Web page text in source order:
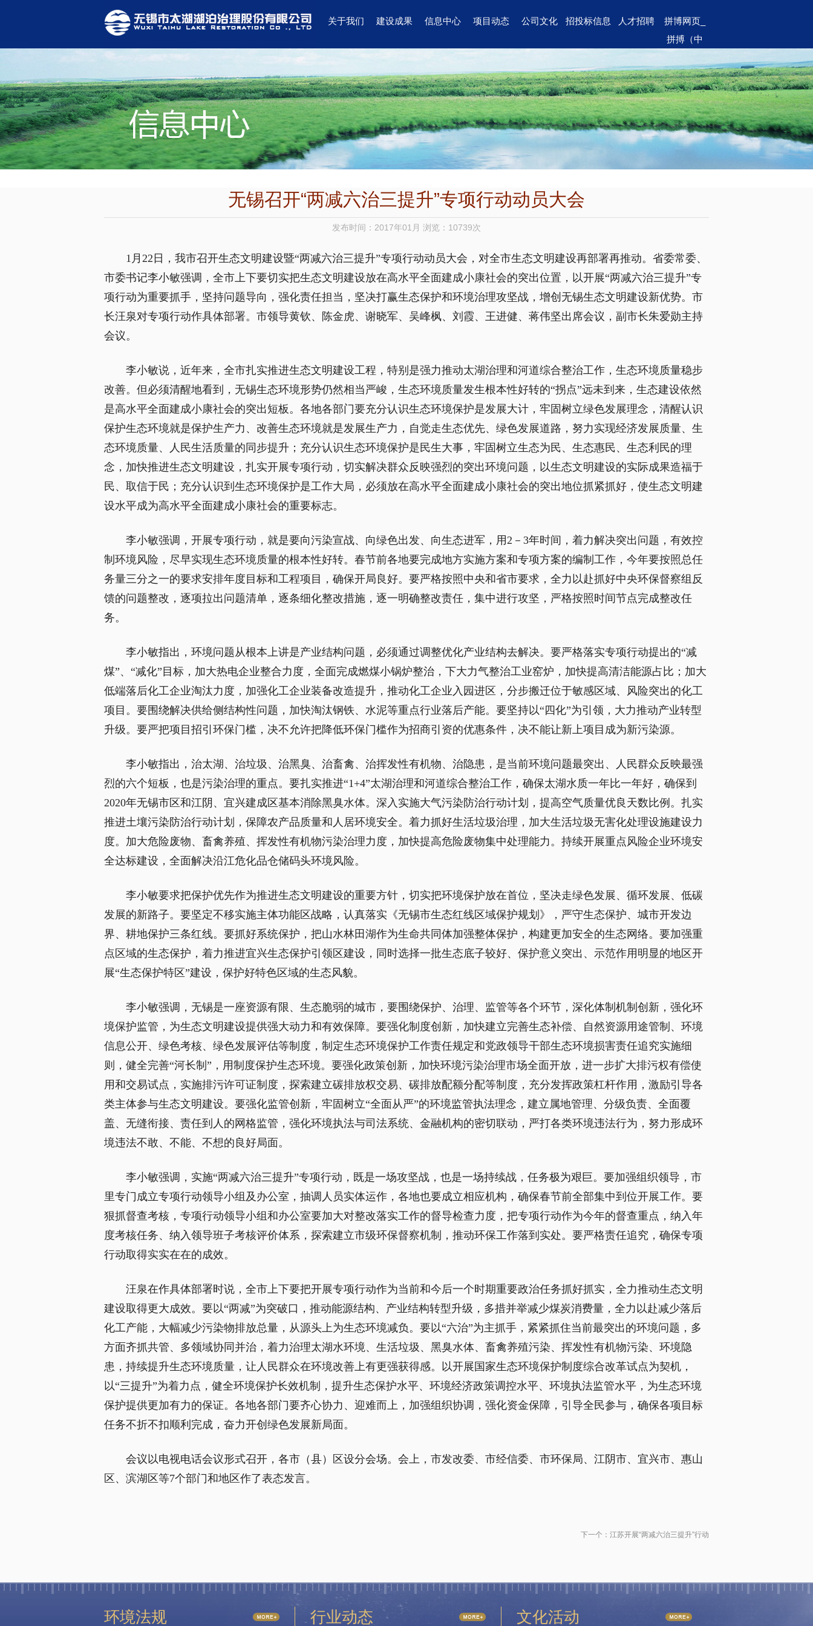
关于我们 建设成果 信息中心 项目动态 公司文化 招投标信息 人才招聘
拼博网页_
拼搏（中
无锡召开“两减六治三提升”专项行动动员大会
发布时间：2017年01月 浏览：10739次
1月22日，我市召开生态文明建设暨“两减六治三提升”专项行动动员大会，对全市生态文明建设再部署再推动。省委常委、
市委书记李小敏强调，全市上下要切实把生态文明建设放在高水平全面建成小康社会的突出位置，以开展“两减六治三提升”专
项行动为重要抓手，坚持问题导向，强化责任担当，坚决打赢生态保护和环境治理攻坚战，增创无锡生态文明建设新优势。市
长汪泉对专项行动作具体部署。市领导黄钦、陈金虎、谢晓军、吴峰枫、刘霞、王进健、蒋伟坚出席会议，副市长朱爱勋主持
会议。
李小敏说，近年来，全市扎实推进生态文明建设工程，特别是强力推动太湖治理和河道综合整治工作，生态环境质量稳步
改善。但必须清醒地看到，无锡生态环境形势仍然相当严峻，生态环境质量发生根本性好转的“拐点”远未到来，生态建设依然
是高水平全面建成小康社会的突出短板。各地各部门要充分认识生态环境保护是发展大计，牢固树立绿色发展理念，清醒认识
保护生态环境就是保护生产力、改善生态环境就是发展生产力，自觉走生态优先、绿色发展道路，努力实现经济发展质量、生
态环境质量、人民生活质量的同步提升；充分认识生态环境保护是民生大事，牢固树立生态为民、生态惠民、生态利民的理
念，加快推进生态文明建设，扎实开展专项行动，切实解决群众反映强烈的突出环境问题，以生态文明建设的实际成果造福于
民、取信于民；充分认识到生态环境保护是工作大局，必须放在高水平全面建成小康社会的突出地位抓紧抓好，使生态文明建
设水平成为高水平全面建成小康社会的重要标志。
李小敏强调，开展专项行动，就是要向污染宣战、向绿色出发、向生态进军，用2－3年时间，着力解决突出问题，有效控
制环境风险，尽早实现生态环境质量的根本性好转。春节前各地要完成地方实施方案和专项方案的编制工作，今年要按照总任
务量三分之一的要求安排年度目标和工程项目，确保开局良好。要严格按照中央和省市要求，全力以赴抓好中央环保督察组反
馈的问题整改，逐项拉出问题清单，逐条细化整改措施，逐一明确整改责任，集中进行攻坚，严格按照时间节点完成整改任
务。
李小敏指出，环境问题从根本上讲是产业结构问题，必须通过调整优化产业结构去解决。要严格落实专项行动提出的“减
煤”、“减化”目标，加大热电企业整合力度，全面完成燃煤小锅炉整治，下大力气整治工业窑炉，加快提高清洁能源占比；加大
低端落后化工企业淘汰力度，加强化工企业装备改造提升，推动化工企业入园进区，分步搬迁位于敏感区域、风险突出的化工
项目。要围绕解决供给侧结构性问题，加快淘汰钢铁、水泥等重点行业落后产能。要坚持以“四化”为引领，大力推动产业转型
升级。要严把项目招引环保门槛，决不允许把降低环保门槛作为招商引资的优惠条件，决不能让新上项目成为新污染源。
李小敏指出，治太湖、治垃圾、治黑臭、治畜禽、治挥发性有机物、治隐患，是当前环境问题最突出、人民群众反映最强
烈的六个短板，也是污染治理的重点。要扎实推进“1+4”太湖治理和河道综合整治工作，确保太湖水质一年比一年好，确保到
2020年无锡市区和江阴、宜兴建成区基本消除黑臭水体。深入实施大气污染防治行动计划，提高空气质量优良天数比例。扎实
推进土壤污染防治行动计划，保障农产品质量和人居环境安全。着力抓好生活垃圾治理，加大生活垃圾无害化处理设施建设力
度。加大危险废物、畜禽养殖、挥发性有机物污染治理力度，加快提高危险废物集中处理能力。持续开展重点风险企业环境安
全达标建设，全面解决沿江危化品仓储码头环境风险。
李小敏要求把保护优先作为推进生态文明建设的重要方针，切实把环境保护放在首位，坚决走绿色发展、循环发展、低碳
发展的新路子。要坚定不移实施主体功能区战略，认真落实《无锡市生态红线区域保护规划》，严守生态保护、城市开发边
界、耕地保护三条红线。要抓好系统保护，把山水林田湖作为生命共同体加强整体保护，构建更加安全的生态网络。要加强重
点区域的生态保护，着力推进宜兴生态保护引领区建设，同时选择一批生态底子较好、保护意义突出、示范作用明显的地区开
展“生态保护特区”建设，保护好特色区域的生态风貌。
李小敏强调，无锡是一座资源有限、生态脆弱的城市，要围绕保护、治理、监管等各个环节，深化体制机制创新，强化环
境保护监管，为生态文明建设提供强大动力和有效保障。要强化制度创新，加快建立完善生态补偿、自然资源用途管制、环境
信息公开、绿色考核、绿色发展评估等制度，制定生态环境保护工作责任规定和党政领导干部生态环境损害责任追究实施细
则，健全完善“河长制”，用制度保护生态环境。要强化政策创新，加快环境污染治理市场全面开放，进一步扩大排污权有偿使
用和交易试点，实施排污许可证制度，探索建立碳排放权交易、碳排放配额分配等制度，充分发挥政策杠杆作用，激励引导各
类主体参与生态文明建设。要强化监管创新，牢固树立“全面从严”的环境监管执法理念，建立属地管理、分级负责、全面覆
盖、无缝衔接、责任到人的网格监管，强化环境执法与司法系统、金融机构的密切联动，严打各类环境违法行为，努力形成环
境违法不敢、不能、不想的良好局面。
李小敏强调，实施“两减六治三提升”专项行动，既是一场攻坚战，也是一场持续战，任务极为艰巨。要加强组织领导，市
里专门成立专项行动领导小组及办公室，抽调人员实体运作，各地也要成立相应机构，确保春节前全部集中到位开展工作。要
狠抓督查考核，专项行动领导小组和办公室要加大对整改落实工作的督导检查力度，把专项行动作为今年的督查重点，纳入年
度考核任务、纳入领导班子考核评价体系，探索建立市级环保督察机制，推动环保工作落到实处。要严格责任追究，确保专项
行动取得实实在在的成效。
汪泉在作具体部署时说，全市上下要把开展专项行动作为当前和今后一个时期重要政治任务抓好抓实，全力推动生态文明
建设取得更大成效。要以“两减”为突破口，推动能源结构、产业结构转型升级，多措并举减少煤炭消费量，全力以赴减少落后
化工产能，大幅减少污染物排放总量，从源头上为生态环境减负。要以“六治”为主抓手，紧紧抓住当前最突出的环境问题，多
方面齐抓共管、多领域协同并治，着力治理太湖水环境、生活垃圾、黑臭水体、畜禽养殖污染、挥发性有机物污染、环境隐
患，持续提升生态环境质量，让人民群众在环境改善上有更强获得感。以开展国家生态环境保护制度综合改革试点为契机，
以“三提升”为着力点，健全环境保护长效机制，提升生态保护水平、环境经济政策调控水平、环境执法监管水平，为生态环境
保护提供更加有力的保证。各地各部门要齐心协力、迎难而上，加强组织协调，强化资金保障，引导全民参与，确保各项目标
任务不折不扣顺利完成，奋力开创绿色发展新局面。
会议以电视电话会议形式召开，各市（县）区设分会场。会上，市发改委、市经信委、市环保局、江阴市、宜兴市、惠山
区、滨湖区等7个部门和地区作了表态发言。
下一个： 江苏开展“两减六治三提升”行动
环境法规 行业动态 文化活动